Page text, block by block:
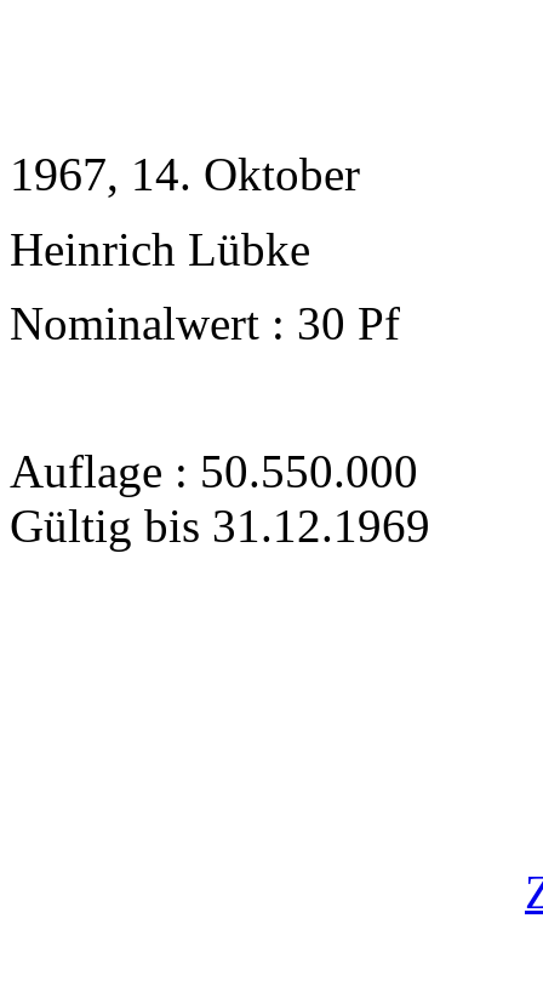
1967, 14. Oktober
Heinrich Lübke
Nominalwert : 30 Pf
Auflage : 50.550.000
Gültig bis 31.12.1969